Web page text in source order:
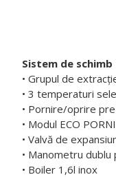
Sistem de
• Grupul de
• 3 temperaturi
• Pornire/oprire
• Modul ECO
• Valvă de
• Manometru
• Boiler 1,6l inox